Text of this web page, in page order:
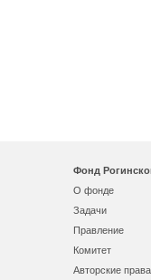
Фонд
О фонде
Задачи
Правление
Комитет
Авторские права